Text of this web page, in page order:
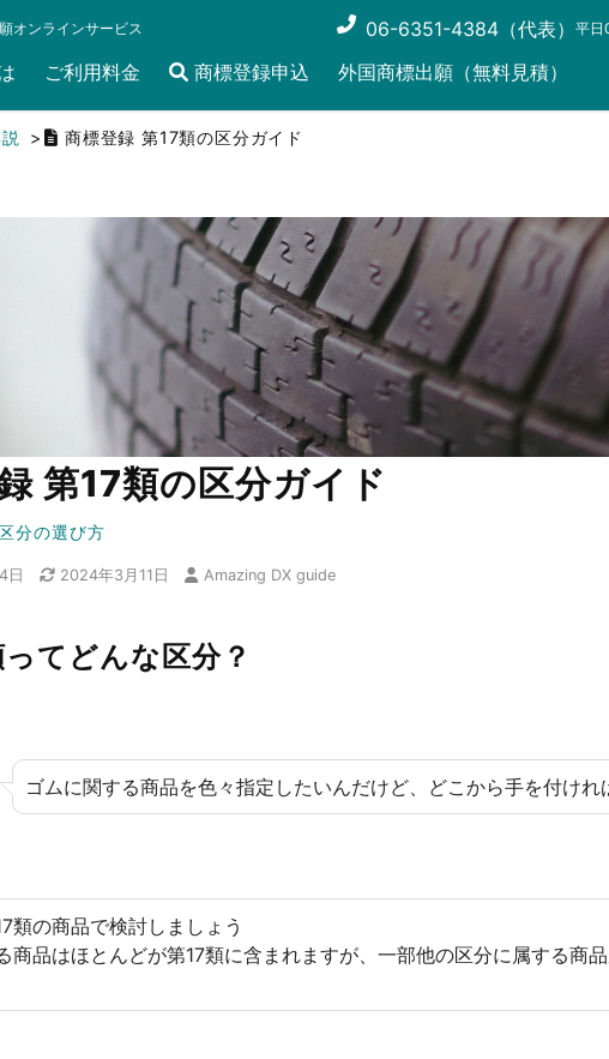
オンラインサービス 06-6351-4384（代表） 平
ご利用料金 商標登録申込 外国商標出願（無料見積）
商標登録 第17類の区分ガイド
第17類の区分ガイド
分の選び方
日 2024年3月11日 Amazing DX guide
てどんな区分？
ゴムに関する商品を色々指定したいんだけど、どこから手を付けれ
類の商品で検討しましょう
商品はほとんどが第17類に含まれますが、一部他の区分に属する商